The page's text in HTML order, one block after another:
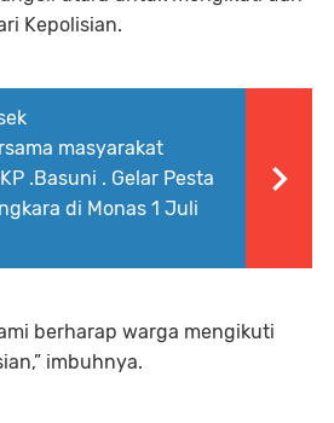
Kepolisian.
masyarakat
.Basuni . Gelar Pesta
di Monas 1 Juli
berharap warga mengikuti
imbuhnya.